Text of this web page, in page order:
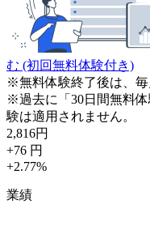
む (初回無料体験付き)
※無料体験終了後は、毎
※過去に「30日間無料
験は適用されません。
2,816円
+76 円
+2.77%
業績